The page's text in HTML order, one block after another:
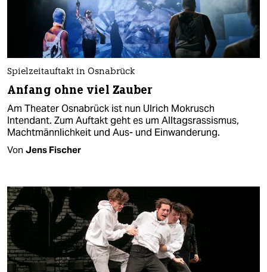
Spielzeitauftakt in Osnabrück
Anfang ohne viel Zauber
Am Theater Osnabrück ist nun Ulrich Mokrusch
Intendant. Zum Auftakt geht es um Alltagsrassismus,
Machtmännlichkeit und Aus- und Einwanderung.
Von Jens Fischer